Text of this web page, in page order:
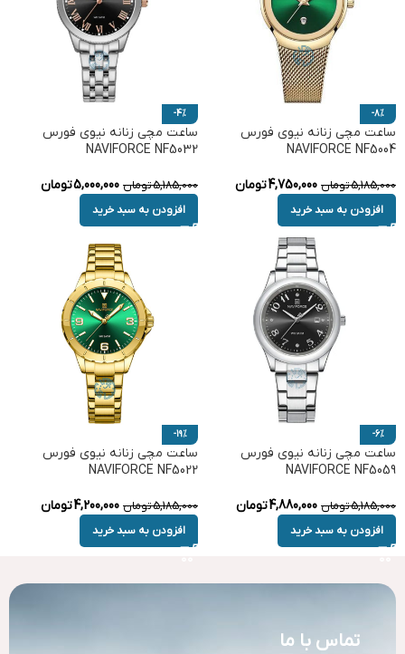
-8%
ساعت مچی زنانه نیوی فورس
NAVIFORCE NF5004
5,185,000تومان 4,750,000تومان
افزودن به سبد خرید
-4%
ساعت مچی زنانه نیوی فورس
NAVIFORCE NF5032
5,185,000تومان 5,000,000تومان
افزودن به سبد خرید
-6%
ساعت مچی زنانه نیوی فورس
NAVIFORCE NF5059
5,185,000تومان 4,880,000تومان
افزودن به سبد خرید
-19%
ساعت مچی زنانه نیوی فورس
NAVIFORCE NF5022
5,185,000تومان 4,200,000تومان
افزودن به سبد خرید
تماس با ما